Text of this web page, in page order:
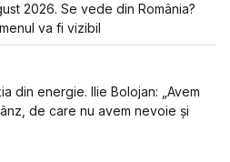
2026. Se vede din România?
va fi vizibil
din energie. Ilie Bolojan: „Avem
de care nu avem nevoie și